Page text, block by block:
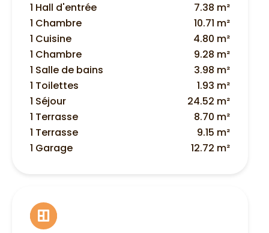
1 Hall d'entrée
7.38 m²
1 Chambre
10.71 m²
1 Cuisine
4.80 m²
1 Chambre
9.28 m²
1 Salle de bains
3.98 m²
1 Toilettes
1.93 m²
1 Séjour
24.52 m²
1 Terrasse
8.70 m²
1 Terrasse
9.15 m²
1 Garage
12.72 m²